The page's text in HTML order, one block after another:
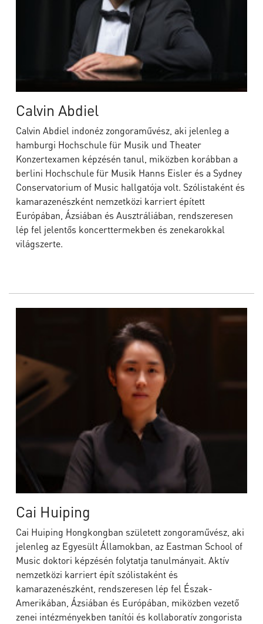
Calvin Abdiel
Calvin Abdiel indonéz zongoraművész, aki jelenleg a
hamburgi Hochschule für Musik und Theater
Konzertexamen képzésén tanul, miközben korábban a
berlini Hochschule für Musik Hanns Eisler és a Sydney
Conservatorium of Music hallgatója volt. Szólistaként és
kamarazenészként nemzetközi karriert épített
Európában, Ázsiában és Ausztráliában, rendszeresen
lép fel jelentős koncerttermekben és zenekarokkal
világszerte.
Cai Huiping
Cai Huiping Hongkongban született zongoraművész, aki
jelenleg az Egyesült Államokban, az Eastman School of
Music doktori képzésén folytatja tanulmányait. Aktív
nemzetközi karriert épít szólistaként és
kamarazenészként, rendszeresen lép fel Észak-
Amerikában, Ázsiában és Európában, miközben vezető
zenei intézményekben tanítói és kollaboratív zongorista